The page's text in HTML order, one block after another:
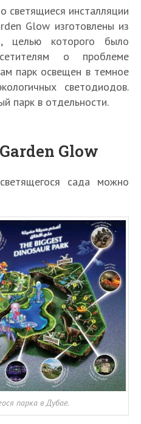
светящиеся инсталляции
Glow изготовлены из
целью которого было
о проблеме
парк освещен в темное
светодиодов.
парк в отдельности.
Glow
сада можно
парка в Дубае.